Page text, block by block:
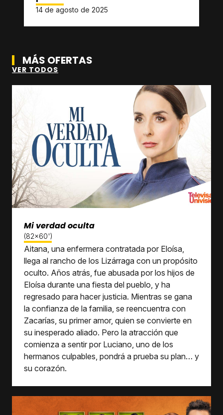
14 de agosto de 2025
MÁS OFERTAS
VER TODOS
Mi verdad oculta
(82x60')
Aitana, una enfermera contratada por Eloísa,
llega al rancho de los Lizárraga con un propósito
oculto. Años atrás, fue abusada por los hijos de
Eloísa durante una fiesta del pueblo, y ha
regresado para hacer justicia. Mientras se gana
la confianza de la familia, se reencuentra con
Zacarías, su primer amor, quien se convierte en
su inesperado aliado. Pero la atracción que
comienza a sentir por Luciano, uno de los
hermanos culpables, pondrá a prueba su plan… y
su corazón.